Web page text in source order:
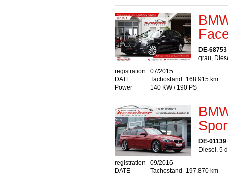
DE-
grau,
registration
DATE
07/2015
Tachostand
168.915 km
Power
140 KW / 190 PS
DE-
Diesel, 5
registration
DATE
09/2016
Tachostand
197.870 km